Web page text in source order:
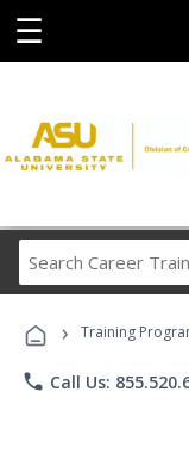
☰
› Training
phone Call Us: